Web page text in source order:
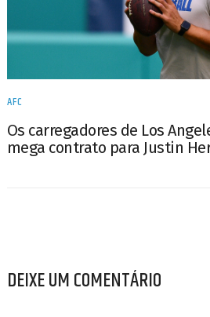
AFC
Os carregadores de Los
mega contrato para Justin
DEIXE UM COMENTÁRIO